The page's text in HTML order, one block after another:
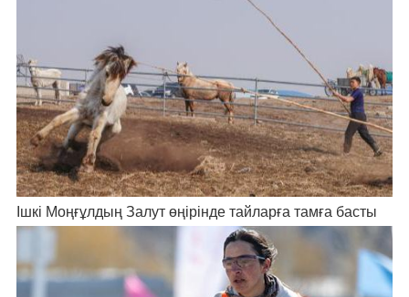
Ішкі Моңғұлдың Залут өңірінде тайларға тамға басты